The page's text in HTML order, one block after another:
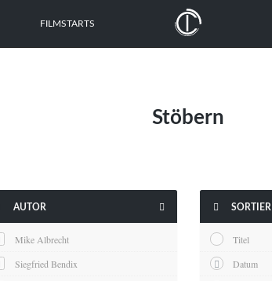
FILMSTARTS
Stöbern
AUTOR 
Mike Albrecht
Siegfried Bendix

Titel
Datum